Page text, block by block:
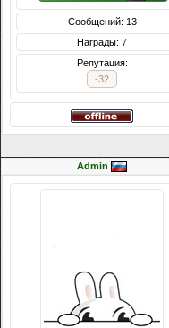
Сообщений: 13
Награды: 7
Репутация:
-32
Admin